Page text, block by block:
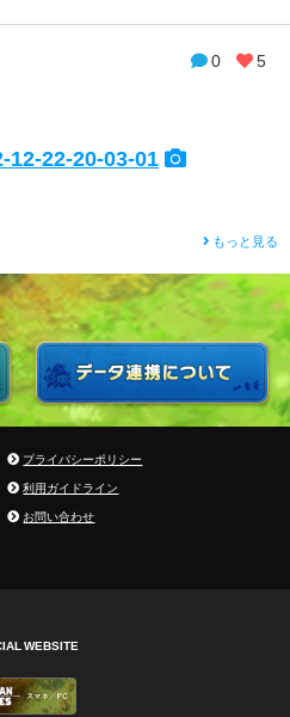
0 5
12-22-20-03-01
もっと見る
プライバシーポリシー
利用ガイドライン
お問い合わせ
WEBSITE